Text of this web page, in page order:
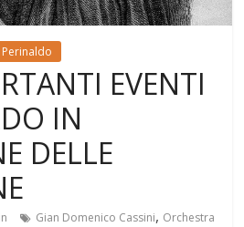
Perinaldo
EVENTI
IN
DELLE
Gian Domenico Cassini, Orchestra